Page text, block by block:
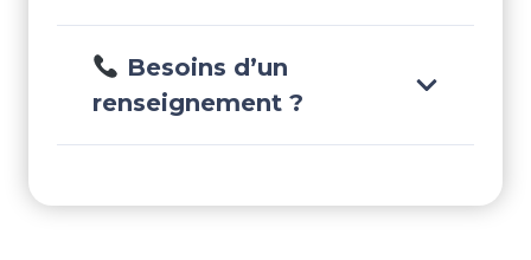
Besoins d’un
renseignement ?